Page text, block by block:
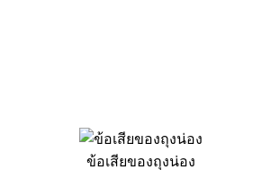
ข้อเสียของถุงน่อง